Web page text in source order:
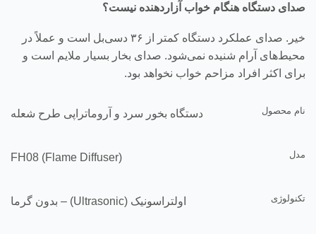
صدای دستگاه هنگام خواب آزاردهنده نیست؟
خیر. صدای عملکرد دستگاه کمتر از ۳۶ دسی‌بل است و عملاً در
محیط‌های آرام شنیده نمی‌شود. صدای بخار بسیار ملایم است و
برای اکثر افراد مزاحم خواب نخواهد بود.
نام محصول دستگاه بخور سرد و آروماتراپی طرح شعله
مدل FH08 (Flame Diffuser)
تکنولوژی اولتراسونیک (Ultrasonic) – بدون گرما